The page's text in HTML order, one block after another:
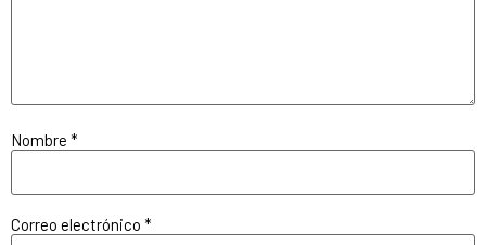
Nombre *
Correo electrónico *